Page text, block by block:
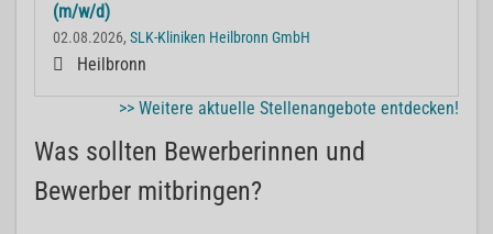
(m/w/d)
02.08.2026, SLK-Kliniken Heilbronn GmbH
Heilbronn
>> Weitere aktuelle Stellenangebote entdecken!
Was sollten Bewerberinnen und
Bewerber mitbringen?